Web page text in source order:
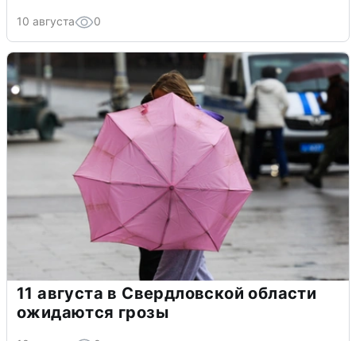
10 августа 0
11 августа в Свердловской области
ожидаются грозы